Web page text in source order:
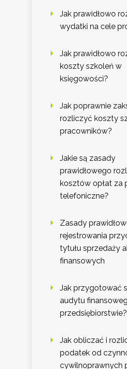
Jak prawidłowo
wydatki na cele
Jak prawidłowo
koszty szkoleń w
księgowości?
Jak poprawnie
rozliczyć koszty
pracowników?
Jakie są zasady
prawidłowego
kosztów opłat za
telefoniczne?
Zasady
rejestrowania
tytułu sprzedaży
finansowych
Jak przygotować
audytu
przedsiębiorstwie?
Jak obliczać i
podatek od
cywilnoprawnych